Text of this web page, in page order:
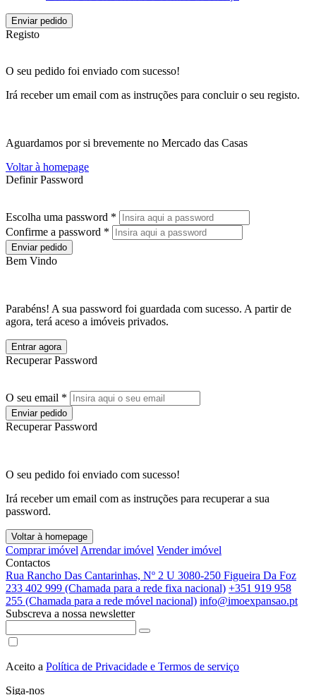
Enviar pedido
Registo
O seu pedido foi enviado com sucesso!
Irá receber um email com as instruções para concluir o seu registo.
Aguardamos por si brevemente no Mercado das Casas
Voltar à homepage
Definir Password
Escolha uma password *
Confirme a password *
Enviar pedido
Bem Vindo
Parabéns! A sua password foi guardada com sucesso. A partir de
agora, terá aceso a imóveis privados.
Entrar agora
Recuperar Password
O seu email *
Enviar pedido
Recuperar Password
O seu pedido foi enviado com sucesso!
Irá receber um email com as instruções para recuperar a sua
password.
Voltar à homepage
Comprar imóvel Arrendar imóvel Vender imóvel
Contactos
Rua Rancho Das Cantarinhas, Nº 2 U 3080-250 Figueira Da Foz
233 402 999 (Chamada para a rede fixa nacional) +351 919 958
255 (Chamada para a rede móvel nacional) info@imoexpansao.pt
Subscreva a nossa newsletter
Aceito a Política de Privacidade e Termos de serviço
Siga-nos